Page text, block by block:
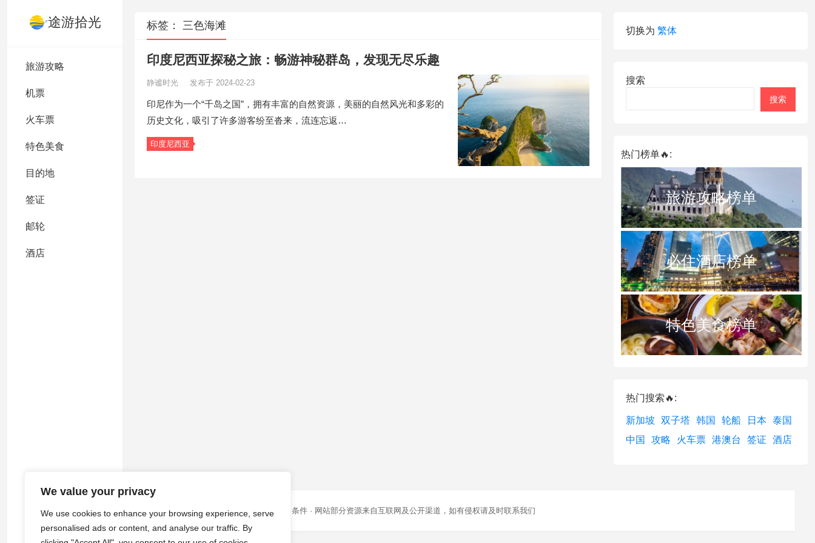
We value your privacy
We use cookies to enhance your browsing experience, serve
personalised ads or content, and analyse our traffic. By
途游拾光
旅游攻略
机票
火车票
特色美食
目的地
签证
邮轮
酒店
标签： 三色海滩
印度尼西亚探秘之旅：畅游神秘群岛，发现无尽乐趣
静谧时光 发布于 2024-02-23
印尼作为一个“千岛之国”，拥有丰富的自然资源，美丽的自然风光和多彩的
历史文化，吸引了许多游客纷至沓来，流连忘返…
印度尼西亚
切换为 繁体
搜索
搜索
热门榜单🔥:
旅游攻略榜单
必住酒店榜单
特色美食榜单
热门搜索🔥:
新加坡 双子塔 韩国 轮船 日本 泰国
中国
攻略 火车票 港澳台 签证 酒店
© 2026途游拾光·隐私政策| 服务条款和条件 · 网站部分资源来自互联网及公开渠道，如有侵权请及时联系我们